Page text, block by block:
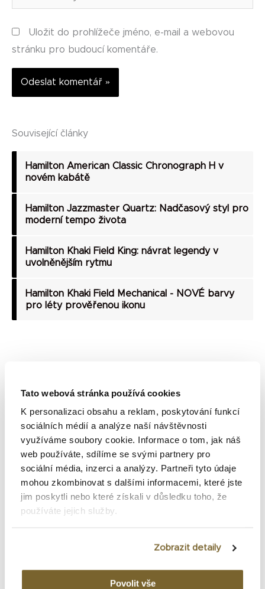
Tato webová stránka používá cookies
K personalizaci obsahu a reklam, poskytování funkcí
sociálních médií a analýze naší návštěvnosti
využíváme soubory cookie. Informace o tom, jak náš
web používáte, sdílíme se svými partnery pro
sociální média, inzerci a analýzy. Partneři tyto údaje
mohou zkombinovat s dalšími informacemi, které jste
jim poskytli nebo které získali v důsledku toho, že
používáte jejich služby.
Zobrazit detaily
Povolit vše
stránky
Uložit do prohlížeče jméno, e-mail a webovou
stránku pro budoucí komentáře.
Související články
Hamilton American Classic Chronograph H v
novém kabátě
Hamilton Jazzmaster Quartz: Nadčasový styl pro
moderní tempo života
Hamilton Khaki Field King: návrat legendy v
uvolněnějším rytmu
Hamilton Khaki Field Mechanical - NOVÉ barvy
pro léty prověřenou ikonu
Nejnovější příspěvky
Certina posouvá hranice potápěčských hodinek.
Nové DS SUPER PH2000M odolají hloubce až 2 000
Bell & Ross BR-03 GMT Green Lum: Limitovaná edice,
která rozzáří každé časové pásmo